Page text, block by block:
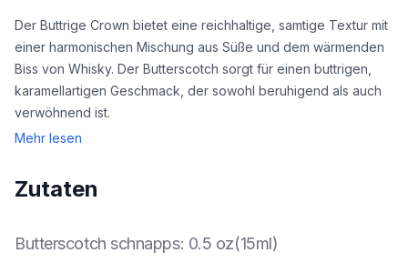
Der Buttrige Crown bietet eine reichhaltige, samtige Textur mit
einer harmonischen Mischung aus Süße und dem wärmenden
Biss von Whisky. Der Butterscotch sorgt für einen buttrigen,
karamellartigen Geschmack, der sowohl beruhigend als auch
verwöhnend ist.
Mehr lesen
Zutaten
Butterscotch schnapps: 0.5 oz(15ml)